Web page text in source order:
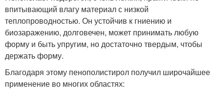
впитывающий влагу материал с низкой
теплопроводностью. Он устойчив к гниению и
биозаражению, долговечен, может принимать любую
форму и быть упругим, но достаточно твердым, чтобы
держать форму.
Благодаря этому пенополистирол получил широчайшее
применение во многих областях: